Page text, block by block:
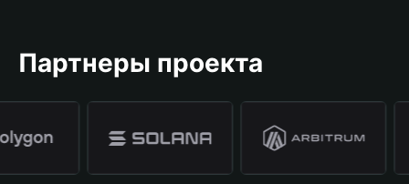
Партнеры проекта